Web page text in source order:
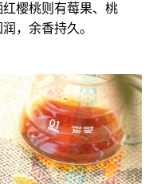
樱桃则有莓果、桃
，余香持久。